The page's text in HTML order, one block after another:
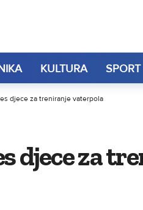
KULTURA SPORT
djece za treniranje vaterpola
djece za